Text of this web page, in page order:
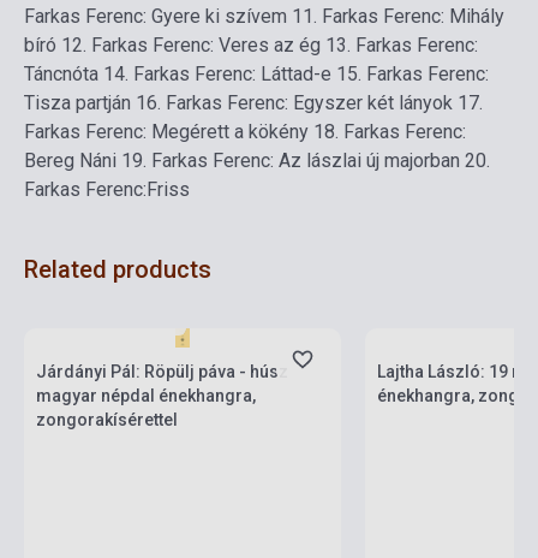
Farkas Ferenc: Gyere ki szívem 11. Farkas Ferenc: Mihály
bíró 12. Farkas Ferenc: Veres az ég 13. Farkas Ferenc:
Táncnóta 14. Farkas Ferenc: Láttad-e 15. Farkas Ferenc:
Tisza partján 16. Farkas Ferenc: Egyszer két lányok 17.
Farkas Ferenc: Megérett a kökény 18. Farkas Ferenc:
Bereg Náni 19. Farkas Ferenc: Az lászlai új majorban 20.
Farkas Ferenc:Friss
Related products
Járdányi Pál: Röpülj páva - húsz
magyar népdal énekhangra,
zongorakísérettel
Lajtha László: 19
énekhangra,